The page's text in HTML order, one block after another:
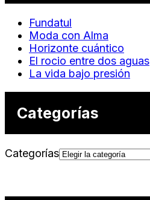
Fundatul
Moda con Alma
Horizonte cuántico
El rocio entre dos aguas
La vida bajo presión
Categorías
Categorías